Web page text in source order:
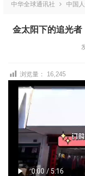
中华全球通讯社 中国
金太阳下的追光
浏览量： 16,245